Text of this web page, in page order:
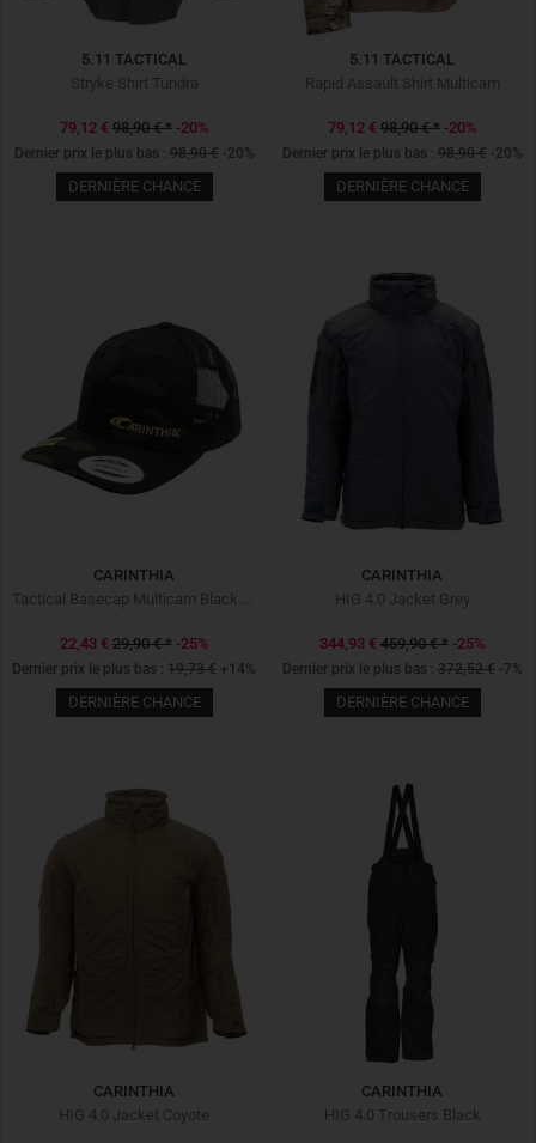
5.11 TACTICAL
Stryke Shirt Tundra
79,12 € 98,90 €* -20%
Dernier prix le plus bas : 98,90 € -20%
DERNIÈRE CHANCE
5.11 TACTICAL
Rapid Assault Shirt Multicam
79,12 € 98,90 €* -20%
Dernier prix le plus bas : 98,90 € -20%
DERNIÈRE CHANCE
CARINTHIA
22,43 € 29,90 €* -25%
Dernier prix le plus bas : 19,73 € +14%
DERNIÈRE CHANCE
CARINTHIA
HIG 4.0 Jacket Grey
344,93 € 459,90 €* -25%
Dernier prix le plus bas : 372,52 € -7%
DERNIÈRE CHANCE
CARINTHIA
HIG 4.0 Jacket Coyote
CARINTHIA
HIG 4.0 Trousers Black